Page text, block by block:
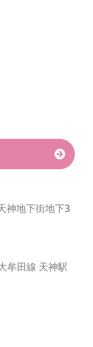
神地下街地下3
牟田線 天神駅